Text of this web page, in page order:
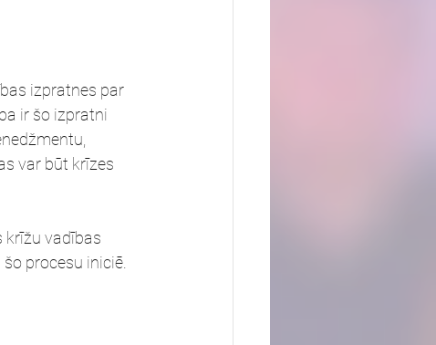
izpratnes par
ir šo izpratni
var būt krīzes
krīžu vadības
procesu iniciē.